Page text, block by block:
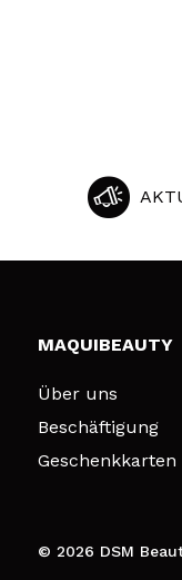
MAQUIBEAUTY
Über uns
Beschäftigung
Geschenkkarten
© 2026 DSM